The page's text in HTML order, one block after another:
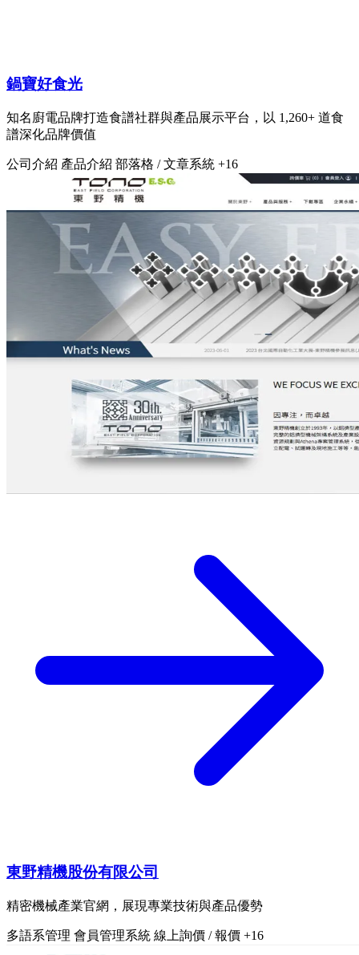
鍋寶好食光
知名廚電品牌打造食譜社群與產品展示平台，以 1,260+ 道食
譜深化品牌價值
公司介紹 產品介紹 部落格 / 文章系統 +16
東野精機股份有限公司
精密機械產業官網，展現專業技術與產品優勢
多語系管理 會員管理系統 線上詢價 / 報價 +16